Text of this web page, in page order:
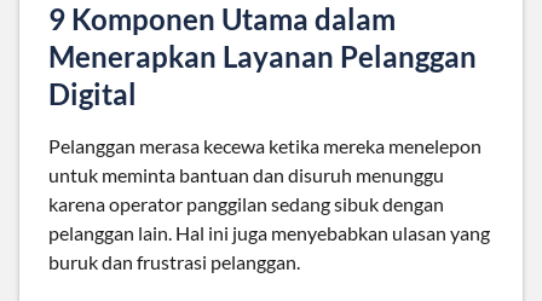
9 Komponen Utama dalam
Menerapkan Layanan Pelanggan
Digital
Pelanggan merasa kecewa ketika mereka menelepon
untuk meminta bantuan dan disuruh menunggu
karena operator panggilan sedang sibuk dengan
pelanggan lain. Hal ini juga menyebabkan ulasan yang
buruk dan frustrasi pelanggan.